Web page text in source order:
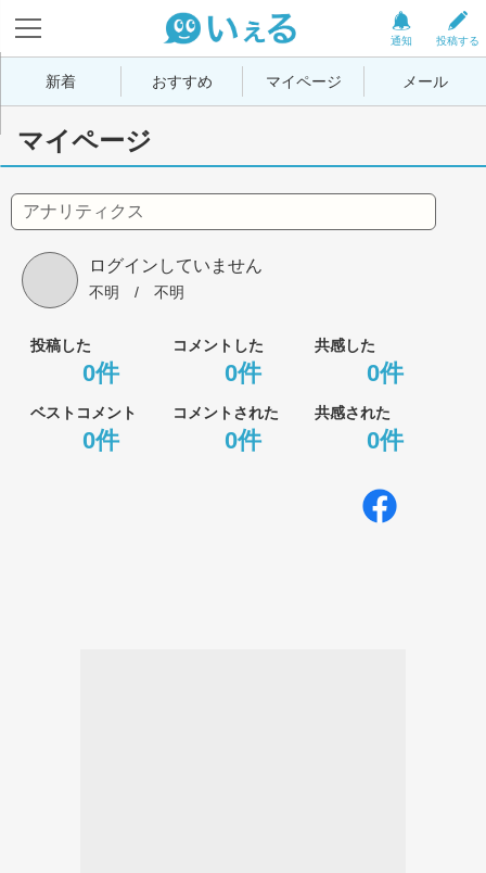
投稿する
通知
新着 おすすめ マイページ メール
マイページ
アナリティクス
ログインしていません
不明 / 不明
投稿した コメントした 共感した
0件 0件 0件
ベストコメント コメントされた 共感された
0件 0件 0件